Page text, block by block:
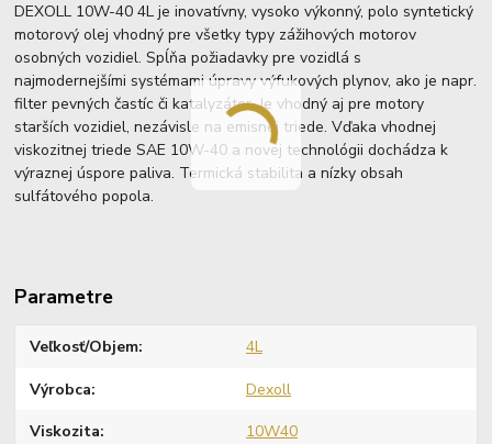
DEXOLL 10W-40 4L je inovatívny, vysoko výkonný, polo syntetický
motorový olej vhodný pre všetky typy zážihových motorov
osobných vozidiel. Spĺňa požiadavky pre vozidlá s
najmodernejšími systémami úpravy výfukových plynov, ako je napr.
filter pevných častíc či katalyzátor. Je vhodný aj pre motory
starších vozidiel, nezávisle na emisnej triede. Vďaka vhodnej
viskozitnej triede SAE 10W-40 a novej technológii dochádza k
výraznej úspore paliva. Termická stabilita a nízky obsah
sulfátového popola.
Parametre
Veľkosť/Objem 4L
Výrobca Dexoll
Viskozita 10W40